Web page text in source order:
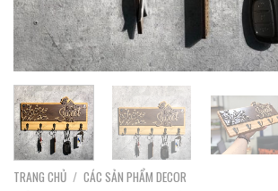
TRANG CHỦ / CÁC SẢN PHẨM DECOR